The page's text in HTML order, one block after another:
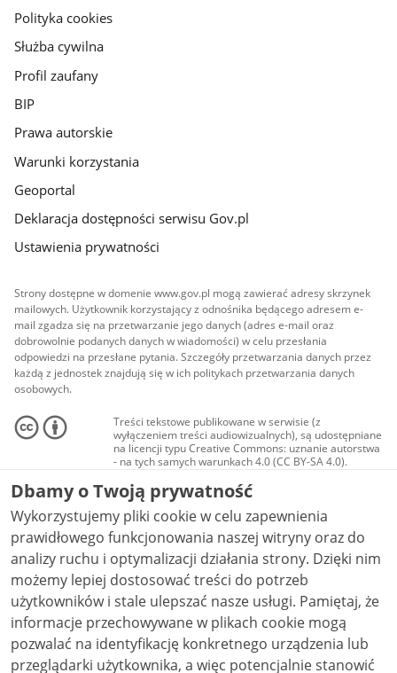
gov.pl
Polityka cookies
Służba cywilna
Profil zaufany
BIP
Prawa autorskie
Warunki korzystania
Geoportal
Deklaracja dostępności serwisu Gov.pl
Ustawienia prywatności
Strony dostępne w domenie www.gov.pl mogą zawierać adresy skrzynek
mailowych. Użytkownik korzystający z odnośnika będącego adresem e-
mail zgadza się na przetwarzanie jego danych (adres e-mail oraz
dobrowolnie podanych danych w wiadomości) w celu przesłania
odpowiedzi na przesłane pytania. Szczegóły przetwarzania danych przez
każdą z jednostek znajdują się w ich politykach przetwarzania danych
osobowych.
Treści tekstowe publikowane w serwisie (z
wyłączeniem treści audiowizualnych), są udostępniane
na licencji typu Creative Commons: uznanie autorstwa
- na tych samych warunkach 4.0 (CC BY-SA 4.0).
Materiały audiowizualne, w tym zdjęcia, materiały
audio i wideo, są udostępniane na licencji typu
Creative Commons: uznanie autorstwa użycie
niekomercyjne - bez utworów zależnych 4.0 (CC BY-
NC-ND 4.0), o ile nie jest to stwierdzone inaczej.
Dbamy o Twoją prywatność
Wykorzystujemy pliki cookie w celu zapewnienia
prawidłowego funkcjonowania naszej witryny oraz do
analizy ruchu i optymalizacji działania strony. Dzięki nim
możemy lepiej dostosować treści do potrzeb
użytkowników i stale ulepszać nasze usługi. Pamiętaj, że
informacje przechowywane w plikach cookie mogą
pozwalać na identyfikację konkretnego urządzenia lub
przeglądarki użytkownika, a więc potencjalnie stanowić